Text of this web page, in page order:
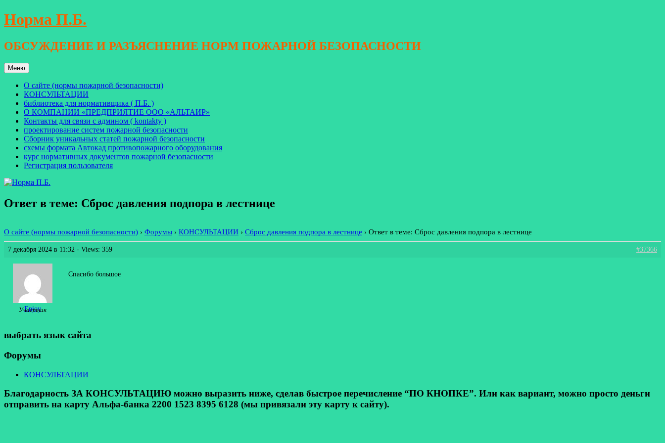
Перейти
к
Норма П.Б.
ОБСУЖДЕНИЕ И РАЗЪЯСНЕНИЕ НОРМ ПОЖАРНОЙ БЕЗОПАСНОСТИ
Меню
О сайте (нормы пожарной безопасности)
КОНСУЛЬТАЦИИ
библиотека для нормативщика ( П.Б. )
О КОМПАНИИ «ПРЕДПРИЯТИЕ ООО «АЛЬТАИР»
Контакты для связи с админом ( kontakty )
проектирование систем пожарной безопасности
Сборник уникальных статей пожарной безопасности
схемы формата Автокад противопожарного оборудования
курс нормативных документов пожарной безопасности
Регистрация пользователя
Ответ в теме: Сброс давления подпора в лестнице
О сайте (нормы пожарной безопасности) › Форумы › КОНСУЛЬТАЦИИ › Сброс давления подпора в лестнице › Ответ в теме: Сброс давления подпора в лестнице
7 декабря 2024 в 11:32 - Views: 359 #37366
Enjoy
Участник
Спасибо большое
выбрать язык сайта
Форумы
КОНСУЛЬТАЦИИ
Благодарность ЗА КОНСУЛЬТАЦИЮ можно выразить ниже, сделав быстрое перечисление “ПО КНОПКЕ”. Или как вариант, можно просто деньги
отправить на карту Альфа-банка 2200 1523 8395 6128 (мы привязали эту карту к сайту).